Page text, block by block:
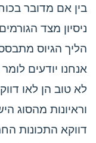
בין אם מדובר
ניסיון מצד
הליך הגיוס
אנחנו יודעים
לא טוב הן לאו
וראיונות מהסוג
דווקא התכונות